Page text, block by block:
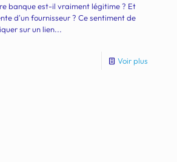
banque est-il vraiment légitime ? Et
d'un fournisseur ? Ce sentiment de
sur un lien...
Voir plus